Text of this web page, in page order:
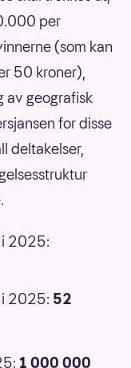
per
(som kan
50 kroner),
av geografisk
for disse
deltakelser,
2025:
2025: 52
1 000 000